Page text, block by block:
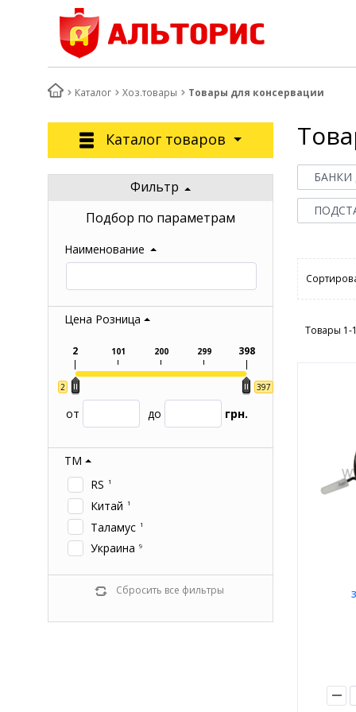
Каталог Хоз.товары Товары для консервации
Каталог товаров
Фильтр
Подбор по параметрам
Наименование
Цена Розница
2 397
2 101 200 299 398
от до грн.
ТМ
RS
1
Китай 1
Таламус 1
Украина 9
Сбросить все фильтры
БАНКИ
Товары 1-